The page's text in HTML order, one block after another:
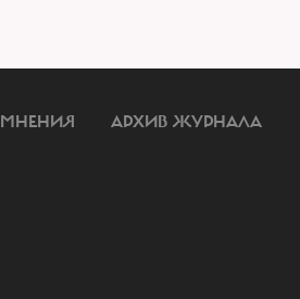
МНЕНИЯ АРХИВ ЖУРНАЛА